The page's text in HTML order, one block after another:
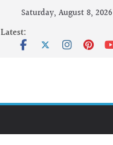
Saturday, August 8, 2026
Latest: